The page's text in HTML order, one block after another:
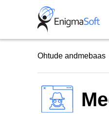
Ohtude andmebaas